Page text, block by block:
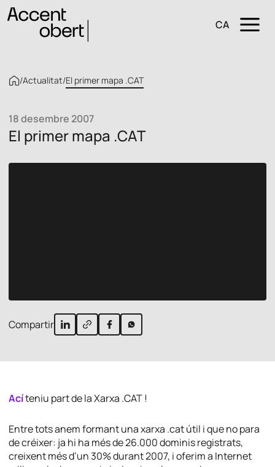
CA
/Actualitat/El primer mapa .CAT
18 desembre 2007
El primer mapa .CAT
Compartir
Acíteniu part de la Xarxa .CAT !
Entre tots anem formant una xarxa .cat útil i que no para
de créixer: ja hi ha més de 26.000 dominis registrats,
creixent més d’un 30% durant 2007, i oferim a Internet